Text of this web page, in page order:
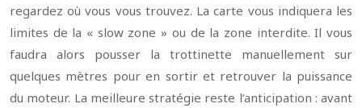
regardez où vous vous trouvez. La carte vous indiquera les
limites de la « slow zone » ou de la zone interdite. Il vous
faudra alors pousser la trottinette manuellement sur
quelques mètres pour en sortir et retrouver la puissance
du moteur. La meilleure stratégie reste l’anticipation : avant